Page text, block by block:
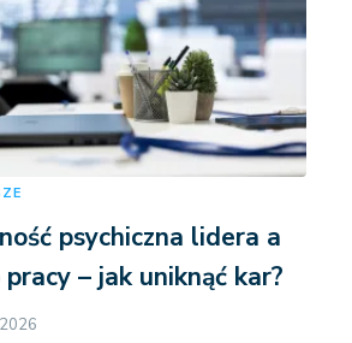
psychiczna lidera a
– jak uniknąć kar?